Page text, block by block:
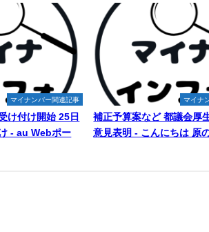
マイナンバー関連記事
け付け開始 25日
- au Webポー
マイナ
補正予算案など 都議会厚
意見表明 - こんにちは 原